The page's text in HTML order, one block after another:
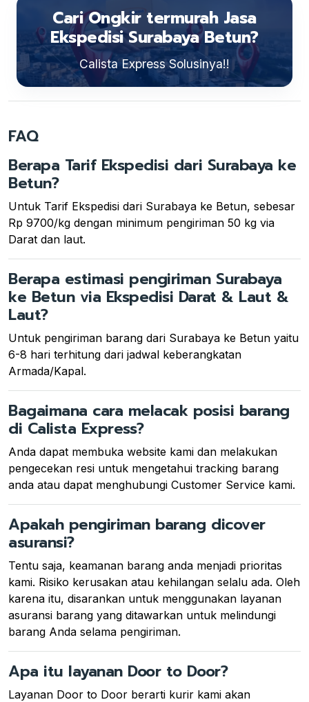
Cari Ongkir termurah Jasa
Ekspedisi Surabaya Betun?
Calista Express Solusinya!!
FAQ
Berapa Tarif Ekspedisi dari Surabaya ke
Betun?
Untuk Tarif Ekspedisi dari Surabaya ke Betun, sebesar
Rp 9700/kg dengan minimum pengiriman 50 kg via
Darat dan laut.
Berapa estimasi pengiriman Surabaya
ke Betun via Ekspedisi Darat & Laut &
Laut?
Untuk pengiriman barang dari Surabaya ke Betun yaitu
6-8 hari terhitung dari jadwal keberangkatan
Armada/Kapal.
Bagaimana cara melacak posisi barang
di Calista Express?
Anda dapat membuka website kami dan melakukan
pengecekan resi untuk mengetahui tracking barang
anda atau dapat menghubungi Customer Service kami.
Apakah pengiriman barang dicover
asuransi?
Tentu saja, keamanan barang anda menjadi prioritas
kami. Risiko kerusakan atau kehilangan selalu ada. Oleh
karena itu, disarankan untuk menggunakan layanan
asuransi barang yang ditawarkan untuk melindungi
barang Anda selama pengiriman.
Apa itu layanan Door to Door?
Layanan Door to Door berarti kurir kami akan